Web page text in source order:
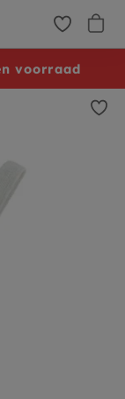
voorraad